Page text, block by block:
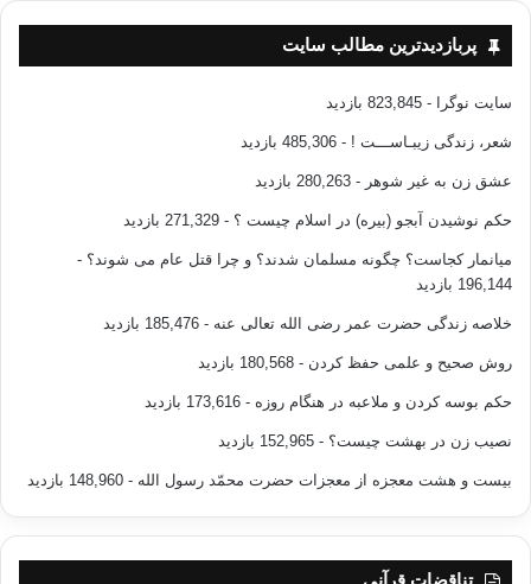
پربازدیدترین مطالب سایت
سایت نوگرا - 823,845 بازدید
شعر، زندگی زیبـاســـت ! - 485,306 بازدید
عشق زن به غیر شوهر - 280,263 بازدید
حکم نوشیدن آبجو (بیره) در اسلام چیست ؟ - 271,329 بازدید
میانمار کجاست؟ چگونه مسلمان شدند؟ و چرا قتل عام می شوند؟ -
196,144 بازدید
خلاصه زندگی حضرت عمر رضی الله تعالی عنه - 185,476 بازدید
روش صحیح و علمی حفظ کردن - 180,568 بازدید
حکم بوسه کردن و ملاعبه در هنگام روزه - 173,616 بازدید
نصیب زن در بهشت چیست؟ - 152,965 بازدید
بیست و هشت معجزه از معجزات حضرت محمّد رسول الله - 148,960 بازدید
تناقضات قرآنی